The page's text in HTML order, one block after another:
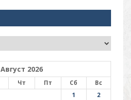
Август 2026
Чт Пт Сб
Вс
1
2